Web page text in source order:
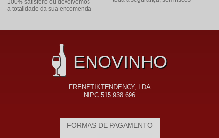
100% satisfeito ou devolvemos
a totalidade da sua encomenda
ENOVINHO
FRENETIKTENDENCY, LDA
NIPC 515 938 696
FORMAS DE PAGAMENTO